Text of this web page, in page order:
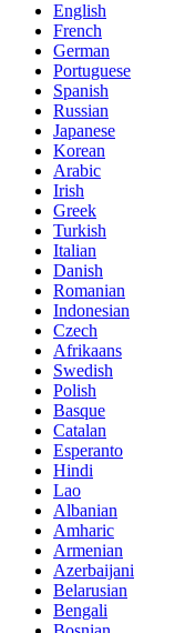
English
French
German
Portuguese
Spanish
Russian
Japanese
Korean
Arabic
Irish
Greek
Turkish
Italian
Danish
Romanian
Indonesian
Czech
Afrikaans
Swedish
Polish
Basque
Catalan
Esperanto
Hindi
Lao
Albanian
Amharic
Armenian
Azerbaijani
Belarusian
Bengali